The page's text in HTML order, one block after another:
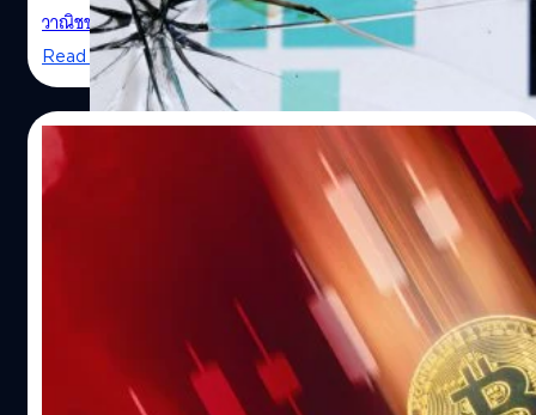
วาณิชชา สายเสมา| 1317 days ago
Read More
25/12/2022
รายงานเผยเศรษฐีคริปโทสูญเงินกันไปกว่า
4,000,000 ล้านบาทเข้าไปแล้ว จากตลาดขา
จากตลาดขาลงคริปโทฯ ครั้งล่าสุดที่เริ่มต้นในช่วงเดือน
มีนาคมจนมาถึงปัจจุบัน ฟอร์บส์ (Forbes) ได้ประเมินมูลค่า
ทรัพย์สินเศรษฐีคริปโทฯ 17 คนที่เป็นอันดับต้น ๆ และคาดว่า
พวกเขาได้สูญเงินไปกว่า 116,000 ล้านเหรียญ (ราว
4,000,000 ล้านบาท) เข้าไปแล้ว จากตลาดขาลงครั้งนี้ โดย
ศิวกร ปล้องใหม | 1320 days ago